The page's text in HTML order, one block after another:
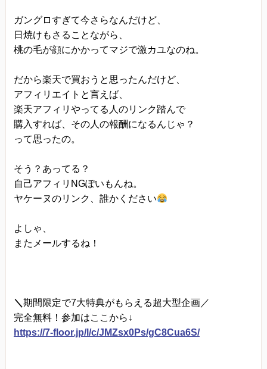
ガングロすぎて今さらなんだけど、
日焼けもさることながら、
桃の毛が顔にかかってマジで激カユなのね。
だから楽天で買おうと思ったんだけど、
アフィリエイトと言えば、
楽天アフィリやってる人のリンク踏んで
購入すれば、その人の報酬になるんじゃ？
って思ったの。
そう？あってる？
自己アフィリNGぽいもんね。
ヤケーヌのリンク、誰かください
よしゃ、
またメールするね！
＼ 期間限定で7大特典がもらえる超大型企画／
完全無料！参加はここから↓
https://7-floor.jp/l/c/JMZsx0Ps/gC8Cua6S/